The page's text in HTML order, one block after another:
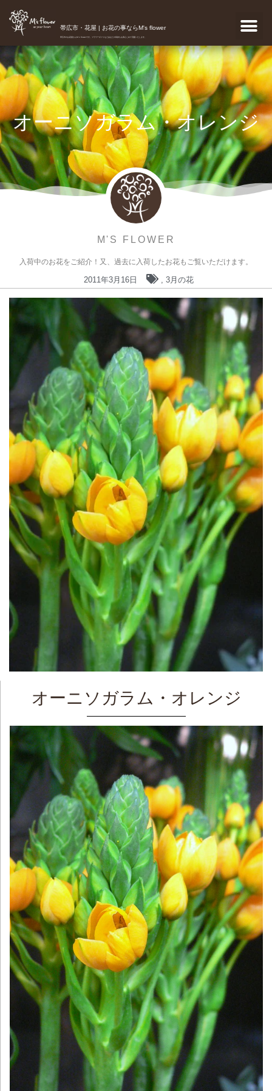
帯広市・花屋 | お花の事ならM's flower
帯広市のお花屋さんM's flowerです。フラワーギフトなどあなたの気持ちを真心こめて宅配いたします。
オーニソガラム・オレンジ
M'S FLOWER
入荷中のお花をご紹介！又、過去に入荷したお花もご覧いただけます。
2011年3月16日 , 3月の花
オーニソガラム・オレンジ